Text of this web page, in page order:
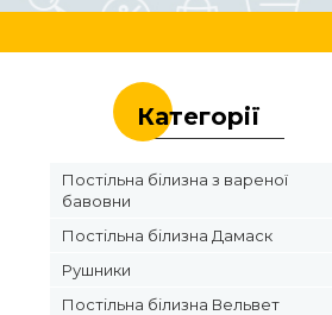
Категорії
Постільна білизна з вареної
бавовни
Постільна білизна Дамаск
Рушники
Постільна білизна Вельвет